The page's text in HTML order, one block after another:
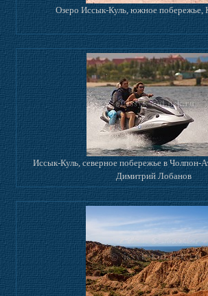
Озеро Иссык-Куль, южное побережье,
Иссык-Куль, северное побережье в Чолпон-
Димитрий Лобанов